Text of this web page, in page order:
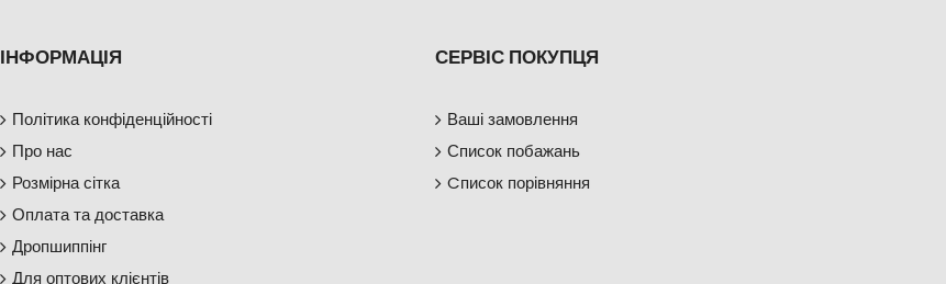
ІНФОРМАЦІЯ
Політика конфіденційності
Про нас
Розмірна сітка
Оплата та доставка
Дропшиппінг
Для оптових клієнтів
СЕРВІС ПОКУПЦЯ
Ваші замовлення
Список побажань
Cписок порівняння